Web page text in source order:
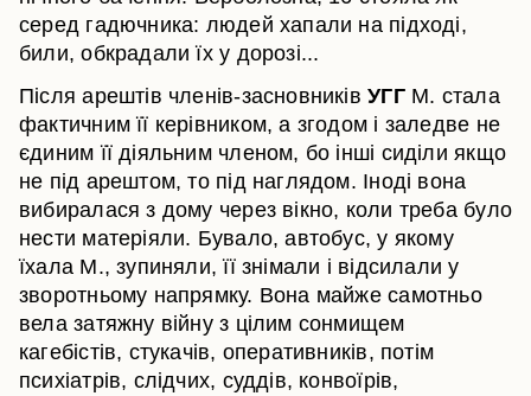
серед гадючника: людей хапали на підході,
били, обкрадали їх у дорозі...
Після арештів членів-засновниківУГГМ. стала
фактичним її керівником, а згодом і заледве не
єдиним її діяльним членом, бо інші сиділи якщо
не під арештом, то під наглядом. Іноді вона
вибиралася з дому через вікно, коли треба було
нести матеріяли. Бувало, автобус, у якому
їхала М., зупиняли, її знімали і відсилали у
зворотньому напрямку. Вона майже самотньо
вела затяжну війну з цілим сонмищем
кагебістів, стукачів, оперативників, потім
психіатрів, слідчих, суддів, конвоїрів,